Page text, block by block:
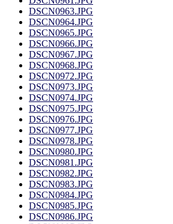
DSCN0963.JPG
DSCN0964.JPG
DSCN0965.JPG
DSCN0966.JPG
DSCN0967.JPG
DSCN0968.JPG
DSCN0972.JPG
DSCN0973.JPG
DSCN0974.JPG
DSCN0975.JPG
DSCN0976.JPG
DSCN0977.JPG
DSCN0978.JPG
DSCN0980.JPG
DSCN0981.JPG
DSCN0982.JPG
DSCN0983.JPG
DSCN0984.JPG
DSCN0985.JPG
DSCN0986.JPG